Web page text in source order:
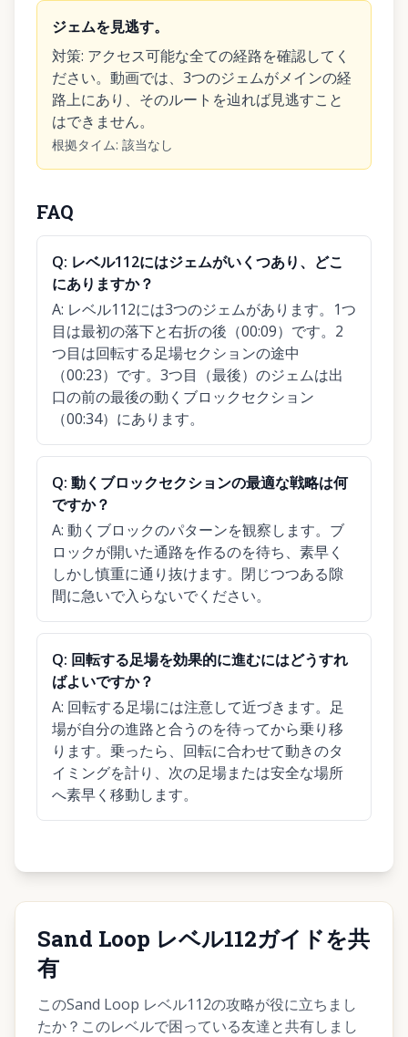
ジェムを見逃す。
対策: アクセス可能な全ての経路を確認してく
ださい。動画では、3つのジェムがメインの経
路上にあり、そのルートを辿れば見逃すこと
はできません。
根拠タイム: 該当なし
FAQ
Q: レベル112にはジェムがいくつあり、どこ
にありますか？
A: レベル112には3つのジェムがあります。1つ
目は最初の落下と右折の後（00:09）です。2
つ目は回転する足場セクションの途中
（00:23）です。3つ目（最後）のジェムは出
口の前の最後の動くブロックセクション
（00:34）にあります。
Q: 動くブロックセクションの最適な戦略は何
ですか？
A: 動くブロックのパターンを観察します。ブ
ロックが開いた通路を作るのを待ち、素早く
しかし慎重に通り抜けます。閉じつつある隙
間に急いで入らないでください。
Q: 回転する足場を効果的に進むにはどうすれ
ばよいですか？
A: 回転する足場には注意して近づきます。足
場が自分の進路と合うのを待ってから乗り移
ります。乗ったら、回転に合わせて動きのタ
イミングを計り、次の足場または安全な場所
へ素早く移動します。
Sand Loop レベル112ガイドを共
有
このSand Loop レベル112の攻略が役に立ちまし
たか？このレベルで困っている友達と共有しまし